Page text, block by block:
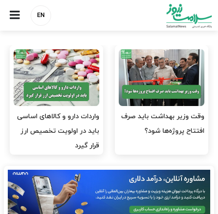
EN
وقت وزیر بهداشت باید صرف
افتتاح پروژه‌ها شود؟
واردات دارو و کالاهای اساسی
باید در اولویت تخصیص ارز
قرار گیرد